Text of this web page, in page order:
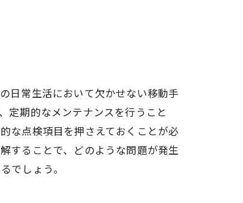
日常生活において欠かせない移動手
定期的なメンテナンスを行うこと
な点検項目を押さえておくことが必
することで、どのような問題が発生
でしょう。